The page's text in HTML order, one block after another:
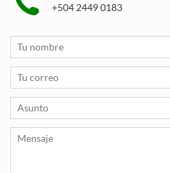
+504 2449 0183